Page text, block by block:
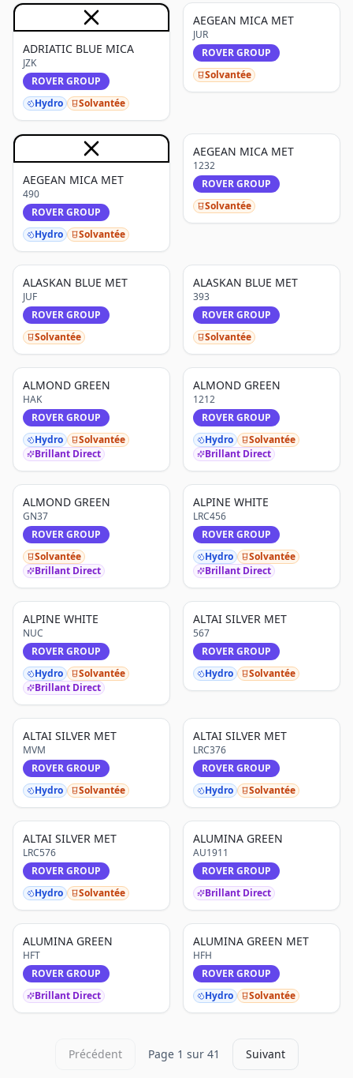
ADRIATIC BLUE MICA
JZK
ROVER GROUP
Hydro
Solvantée
AEGEAN MICA MET
JUR
ROVER GROUP
Solvantée
AEGEAN MICA MET
490
ROVER GROUP
Hydro
Solvantée
AEGEAN MICA MET
1232
ROVER GROUP
Solvantée
ALASKAN BLUE MET
JUF
ROVER GROUP
Solvantée
ALASKAN BLUE MET
393
ROVER GROUP
Solvantée
ALMOND GREEN
HAK
ROVER GROUP
Hydro
Solvantée
Brillant Direct
ALMOND GREEN
1212
ROVER GROUP
Hydro
Solvantée
Brillant Direct
ALMOND GREEN
GN37
ROVER GROUP
Solvantée
Brillant Direct
ALPINE WHITE
LRC456
ROVER GROUP
Hydro
Solvantée
Brillant Direct
ALPINE WHITE
NUC
ROVER GROUP
Hydro
Solvantée
Brillant Direct
ALTAI SILVER MET
567
ROVER GROUP
Hydro
Solvantée
ALTAI SILVER MET
MVM
ROVER GROUP
Hydro
Solvantée
ALTAI SILVER MET
LRC376
ROVER GROUP
Hydro
Solvantée
ALTAI SILVER MET
LRC576
ROVER GROUP
Hydro
Solvantée
ALUMINA GREEN
AU1911
ROVER GROUP
Brillant Direct
ALUMINA GREEN
HFT
ROVER GROUP
Brillant Direct
ALUMINA GREEN MET
HFH
ROVER GROUP
Hydro
Solvantée
Précédent Page 1 sur 41 Suivant